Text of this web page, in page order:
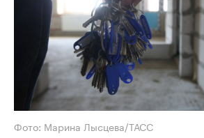
Фото: Марина Лысцева/ТАСС